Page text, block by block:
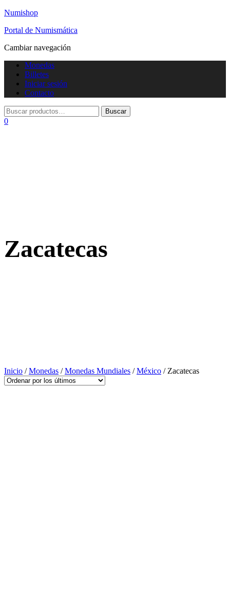
Numishop
Portal de Numismática
Cambiar navegación
Monedas
Billetes
Iniciar sesión
Contacto
0
Zacatecas
Inicio /Monedas /Monedas Mundiales /México / Zacatecas